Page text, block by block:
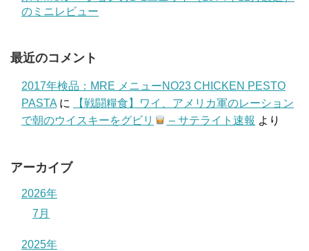
のミニレビュー
最近のコメント
2017年検品：MRE メニューNO23 CHICKEN PESTO
PASTA に
【戦闘糧食】ワイ、アメリカ軍のレーション
で朝のウイスキーをグビリ
– サテライト速報 より
アーカイブ
2026年
7月
2025年